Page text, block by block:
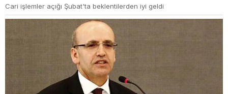
Cari işlemler açığı Şubat'ta beklentilerden iyi geldi